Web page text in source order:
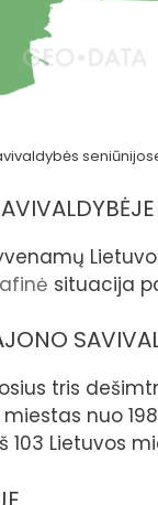
situacija
tris
nuo
Lietuvos